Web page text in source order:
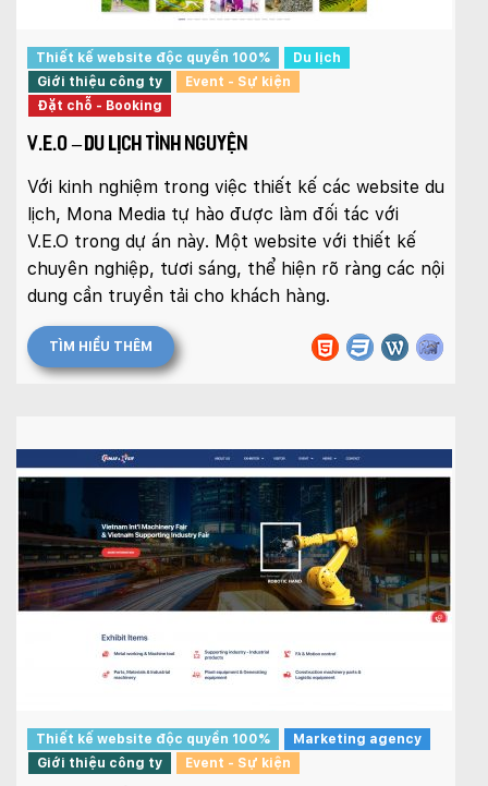
Thiết kế website độc quyền 100%
Du lịch
Giới thiệu công ty
Event - Sự kiện
Đặt chỗ - Booking
V.E.O – DU LỊCH TÌNH NGUYỆN
Với kinh nghiệm trong việc thiết kế các website du
lịch, Mona Media tự hào được làm đối tác với
V.E.O trong dự án này. Một website với thiết kế
chuyên nghiệp, tươi sáng, thể hiện rõ ràng các nội
dung cần truyền tải cho khách hàng.
TÌM HIỂU THÊM
Thiết kế website độc quyền 100%
Marketing agency
Giới thiệu công ty
Event - Sự kiện